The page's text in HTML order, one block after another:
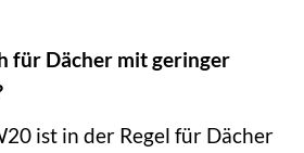
für Dächer mit geringer
ist in der Regel für Dächer